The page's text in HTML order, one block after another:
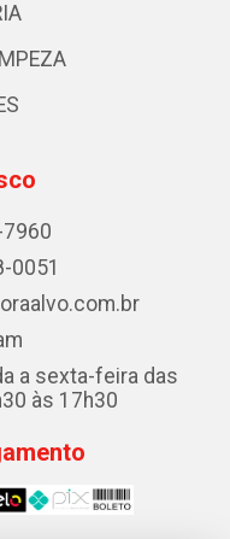
0051
a sexta-feira das
às 17h30